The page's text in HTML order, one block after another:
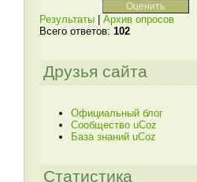
Результаты
Архив опросов
Всего ответов: 102
Друзья сайта
Официальный блог
Сообщество uCoz
База знаний uCoz
Статистика